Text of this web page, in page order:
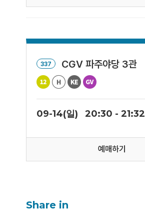
337 CGV 파주야당 3관
09-14(일) 20:30 - 21:32
예매하기
Share in